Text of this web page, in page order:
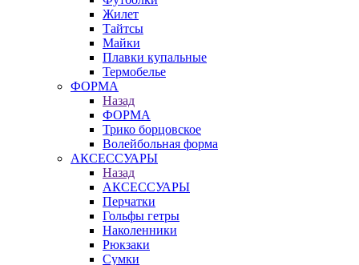
Жилет
Тайтсы
Майки
Плавки купальные
Термобелье
ФОРМА
Назад
ФОРМА
Трико борцовское
Волейбольная форма
АКСЕССУАРЫ
Назад
АКСЕССУАРЫ
Перчатки
Гольфы гетры
Наколенники
Рюкзаки
Сумки